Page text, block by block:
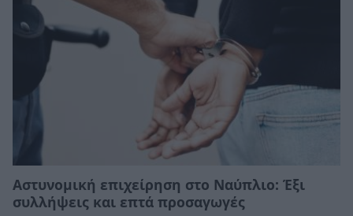
Αστυνομική επιχείρηση στο Ναύπλιο: Έξι
συλλήψεις και επτά προσαγωγές